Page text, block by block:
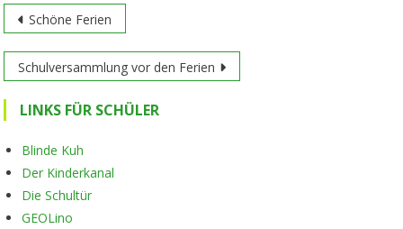
Post
navigation
Schöne Ferien
Schulversammlung vor den Ferien
LINKS FÜR SCHÜLER
Blinde Kuh
Der Kinderkanal
Die Schultür
GEOLino